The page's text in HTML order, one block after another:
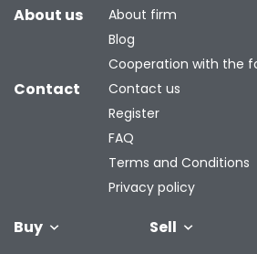
Buy Sell
About us
About firm
Blog
Cooperation with the
Contact
Contact us
Register
FAQ
Terms and Conditions
Privacy policy